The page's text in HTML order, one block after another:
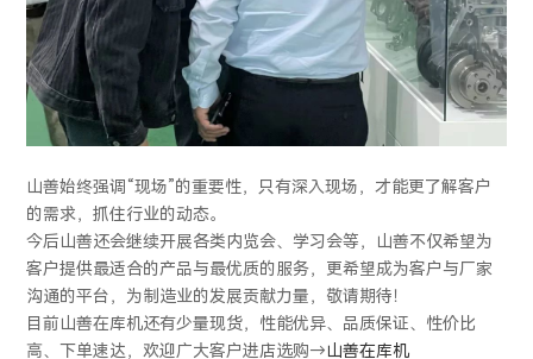
山善始终强调“现场”的重要性，只有深入现场，才能更了解客户
的需求，抓住行业的动态。
今后山善还会继续开展各类内览会、学习会等，山善不仅希望为
客户提供最适合的产品与最优质的服务，更希望成为客户与厂家
沟通的平台，为制造业的发展贡献力量，敬请期待！
目前山善在库机还有少量现货，性能优异、品质保证、性价比
高、下单速达，欢迎广大客户进店选购→山善在库机